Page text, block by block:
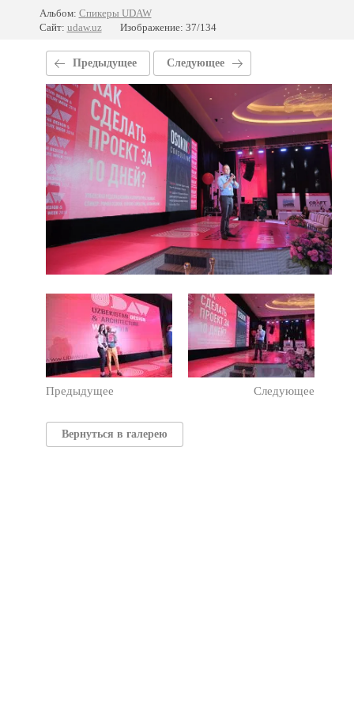
Альбом: Спикеры UDAW
Сайт: udaw.uz Изображение: 37/134
Предыдущее Следующее
Предыдущее Следующее
Вернуться в галерею